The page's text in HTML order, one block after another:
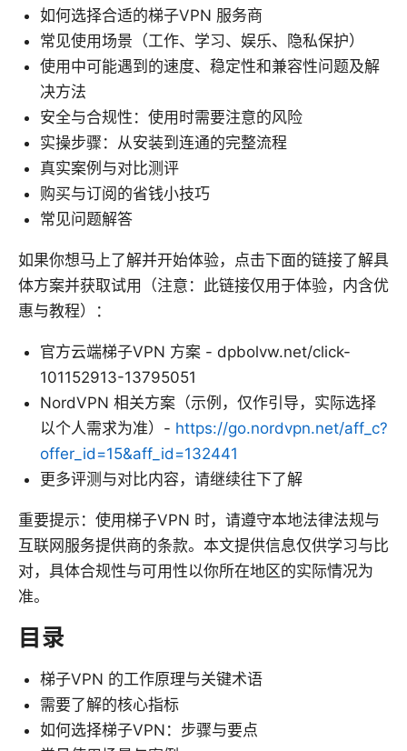
如何选择合适的梯子VPN 服务商
常见使用场景（工作、学习、娱乐、隐私保护）
使用中可能遇到的速度、稳定性和兼容性问题及解
决方法
安全与合规性：使用时需要注意的风险
实操步骤：从安装到连通的完整流程
真实案例与对比测评
购买与订阅的省钱小技巧
常见问题解答
如果你想马上了解并开始体验，点击下面的链接了解具
体方案并获取试用（注意：此链接仅用于体验，内含优
惠与教程）：
官方云端梯子VPN 方案 - dpbolvw.net/click-
101152913-13795051
NordVPN 相关方案（示例，仅作引导，实际选择
以个人需求为准）- https://go.nordvpn.net/aff_c?
offer_id=15&aff_id=132441
更多评测与对比内容，请继续往下了解
重要提示：使用梯子VPN 时，请遵守本地法律法规与
互联网服务提供商的条款。本文提供信息仅供学习与比
对，具体合规性与可用性以你所在地区的实际情况为
准。
目录
梯子VPN 的工作原理与关键术语
需要了解的核心指标
如何选择梯子VPN：步骤与要点